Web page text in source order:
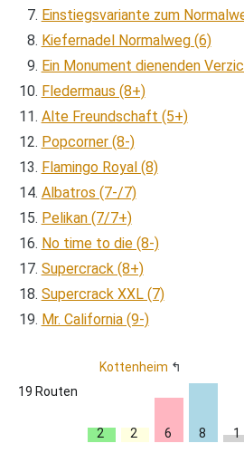
Einstiegsvariante zum
Kiefernadel Normalweg (6)
Ein Monument dienenden
Fledermaus (8+)
Alte Freundschaft (5+)
Popcorner (8-)
Flamingo Royal (8)
Albatros (7-/7)
Pelikan (7/7+)
No time to die (8-)
Supercrack (8+)
Supercrack XXL (7)
Mr. California (9-)
Kottenheim
19 Routen
2 2 6 8 1